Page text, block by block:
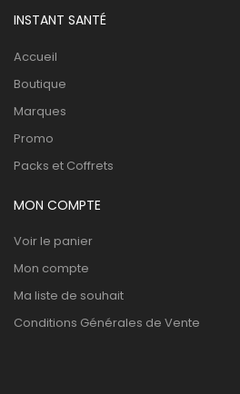
INSTANT SANTÉ
Accueil
Boutique
Marques
Promo
Packs et Coffrets
MON COMPTE
Voir le panier
Mon compte
Ma liste de souhait
Conditions Générales de Vente